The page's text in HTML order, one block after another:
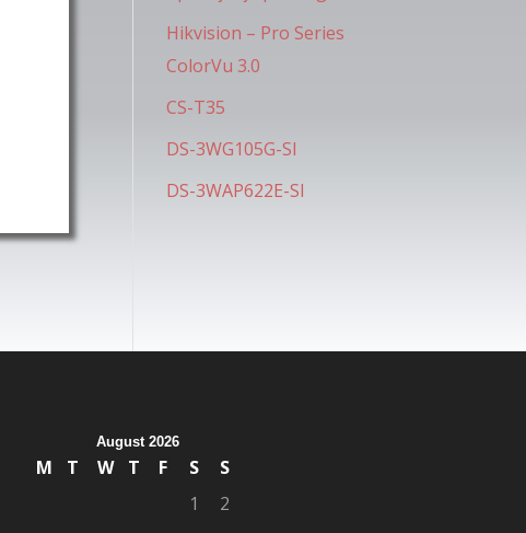
Hikvision – Pro Series
ColorVu 3.0
CS-T35
DS-3WG105G-SI
DS-3WAP622E-SI
August 2026
M T W T F S
S
1
2